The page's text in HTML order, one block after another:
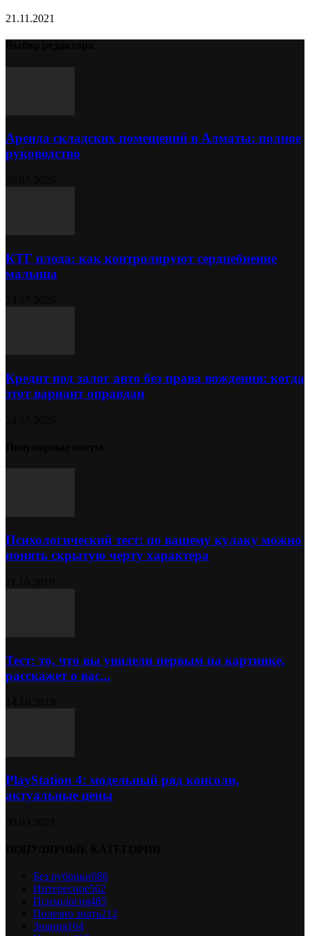
21.11.2021
Аренда складских помещений в Алматы: полное
руководство
КТГ плода: как контролируют сердцебиение
малыша
Кредит под залог авто без права вождения: когда
этот вариант оправдан
Психологический тест: по вашему кулаку можно
понять скрытую черту характера
Тест: то, что вы увидели первым на картинке,
расскажет о вас...
PlayStation 4: модельный ряд консоли,
актуальные цены
Без рубрики686
Интересное562
Психология485
Полезно знать212
Знания164